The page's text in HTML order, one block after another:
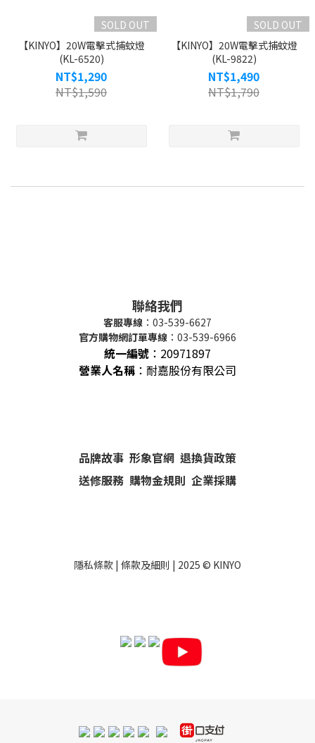
SOLD OUT
【KINYO】20W電擊式捕蚊燈
(KL-6520)
NT$1,290
NT$1,590
SOLD OUT
【KINYO】20W電擊式捕蚊燈
(KL-9822)
NT$1,490
NT$1,790
聯絡我們
客服專線 ：03-539-6627
官方購物網訂單專線 ：03-539-6966
統一編號 ： 20971897
營業人名稱 ：耐嘉股份有限公司
品牌故事 形象官網 退換貨政策
送修服務 購物金規則 企業採購
隱私條款 | 條款及細則 | 2025 © KINYO